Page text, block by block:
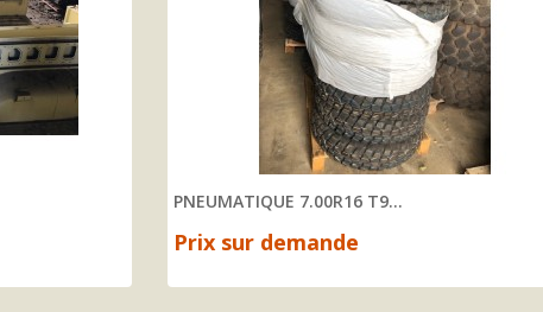
PNEUMATIQUE 7.00R16 T9...
Prix sur demande